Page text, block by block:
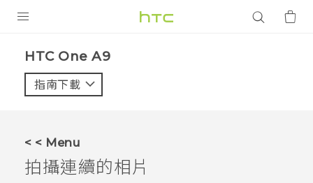
VIVE
HTC One A9‎
指南下載
< < Menu
拍攝連續的相片